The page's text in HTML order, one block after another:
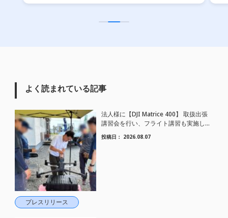
よく読まれている記事
プレスリリース
法人様に【DJI Matrice 400】 取扱出張
講習会を行い、フライト講習も実施しま
した。
投稿日： 2026.08.07